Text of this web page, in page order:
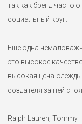
так как бренд часто
социальный круг.
Еще одна
это высокое
высокая цена
создателя за ней
Ralph Lauren, Tommy